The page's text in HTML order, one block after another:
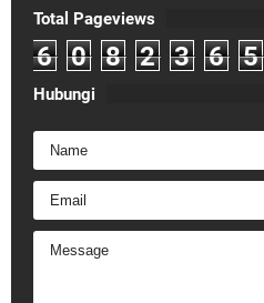
Total Pageviews
6 0 8 2 3 6 5
Hubungi